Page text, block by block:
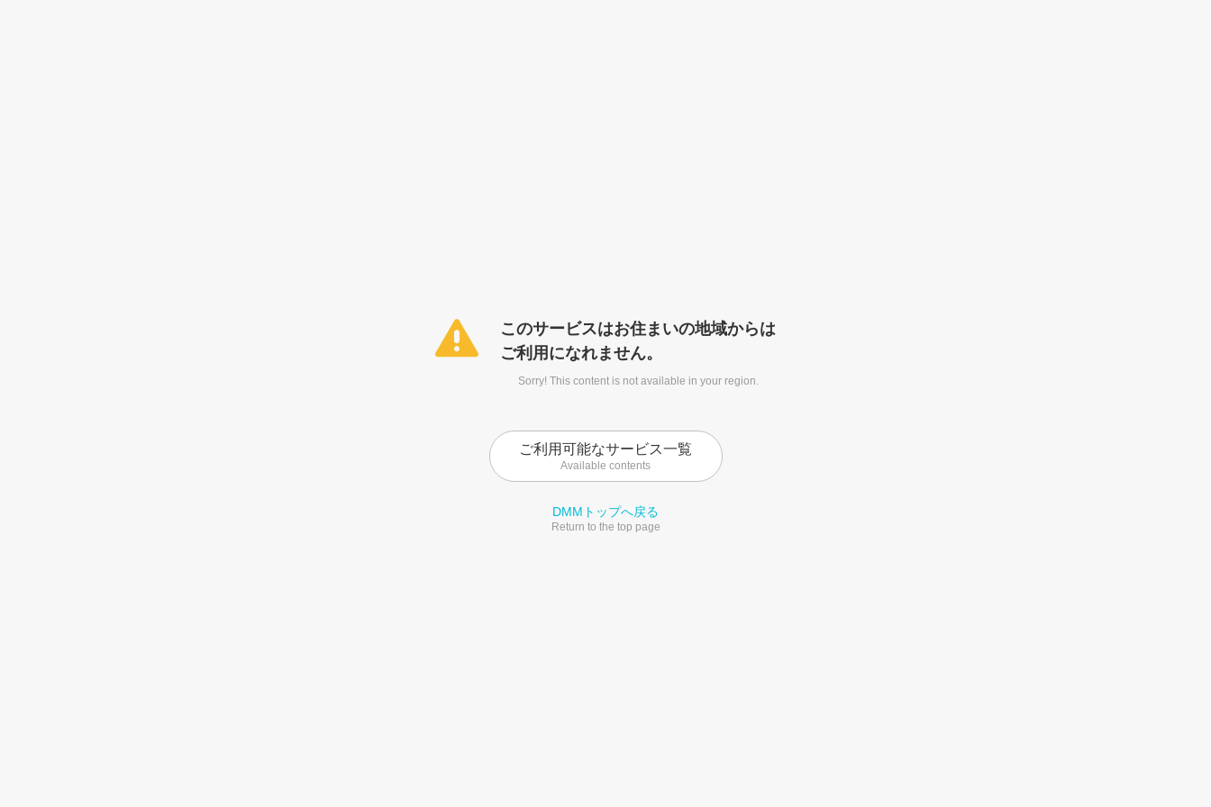
このサービスはお住まいの地域からは
ご利用になれません。
Sorry! This content is not available in your region.
ご利用可能なサービス一覧
Available contents
DMMトップへ戻る
Return to the top page